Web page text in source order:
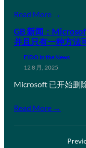
Read More →
GB 新闻：
并且只有一种方法
FIDO in the News
12 8 月, 2025
Microsoft 已开始删
Read More →